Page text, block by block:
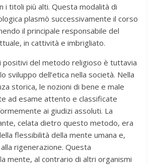
i titoli più alti. Questa modalità di
plasmò successivamente il corso
il principale responsabile del
in cattività e imbrigliato.
positivi del metodo religioso è tuttavia
sviluppo dell’etica nella società. Nella
storica, le nozioni di bene e male
ad esame attento e classificate
ai giudizi assoluti. La
celata dietro questo metodo, era
flessibilità della mente umana e,
rigenerazione. Questa
mente, al contrario di altri organismi